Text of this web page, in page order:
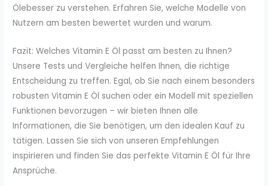
Ölebesser zu verstehen. Erfahren Sie, welche Modelle von
Nutzern am besten bewertet wurden und warum.
Fazit: Welches Vitamin E Öl passt am besten zu Ihnen?
Unsere Tests und Vergleiche helfen Ihnen, die richtige
Entscheidung zu treffen. Egal, ob Sie nach einem besonders
robusten Vitamin E Öl suchen oder ein Modell mit speziellen
Funktionen bevorzugen – wir bieten Ihnen alle
Informationen, die Sie benötigen, um den idealen Kauf zu
tätigen. Lassen Sie sich von unseren Empfehlungen
inspirieren und finden Sie das perfekte Vitamin E Öl für Ihre
Ansprüche.